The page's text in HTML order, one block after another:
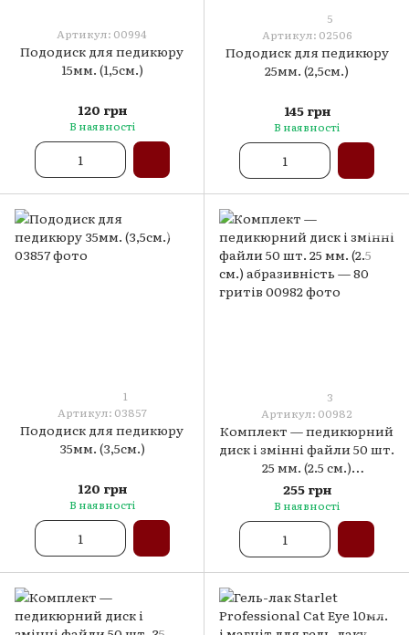
Артикул: 00994
Пододиск для педикюру
15мм. (1,5см.)
120 грн
В наявності
5
Артикул: 02506
Пододиск для педикюру
25мм. (2,5см.)
145 грн
В наявності
1
Артикул: 03857
Пододиск для педикюру
35мм. (3,5см.)
120 грн
В наявності
3
Артикул: 00982
Комплект — педикюрний
диск і змінні файли 50 шт.
25 мм. (2.5 см.)
абразивність — 80 гритів
255 грн
В наявності